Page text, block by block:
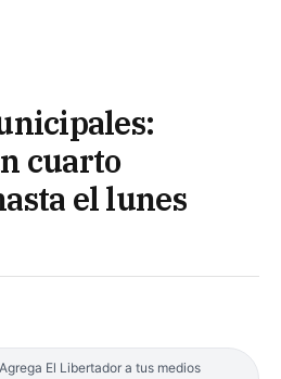
cuarto
el lunes
Agrega El Libertador a tus medios